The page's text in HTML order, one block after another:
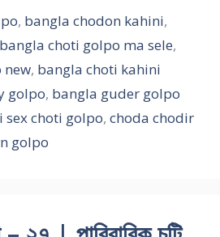
, bangla chodon kahini,
bangla choti golpo ma sele,
new, bangla choti kahini
golpo, bangla guder golpo
sex choti golpo, choda chodir
golpo